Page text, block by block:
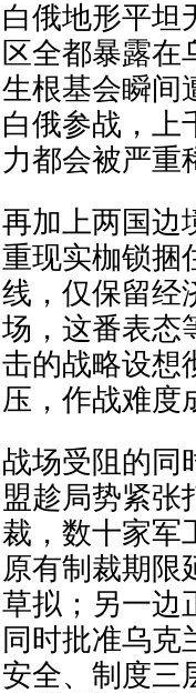
白俄地形平坦
区全都暴露在
生根基会瞬间
白俄参战，上
力都会被严重
再加上两国边
重现实枷锁捆
线，仅保留经
场，这番表态
击的战略设想
压，作战难度
战场受阻的同
盟趁局势紧张
裁，数十家军
原有制裁期限
草拟；另一边
同时批准乌克
安全、制度三